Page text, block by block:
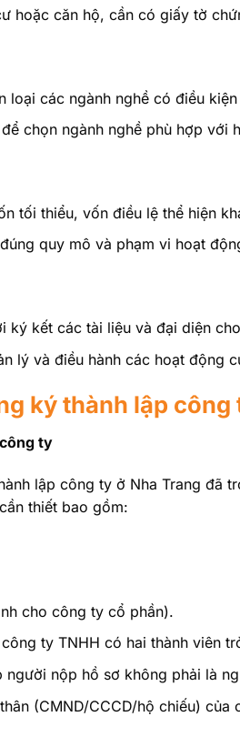
hoặc căn hộ, cần có giấy tờ
loại các ngành nghề có điều
chọn ngành nghề phù hợp với
tối thiểu, vốn điều lệ thể hiện
quy mô và phạm vi hoạt
ký kết các tài liệu và đại diện
lý và điều hành các hoạt động
ký thành lập
ty
lập công ty ở Nha Trang đã
thiết bao gồm:
cho công ty cổ phần).
ty TNHH có hai thành viên
nộp hồ sơ không phải là
(CMND/CCCD/hộ chiếu)